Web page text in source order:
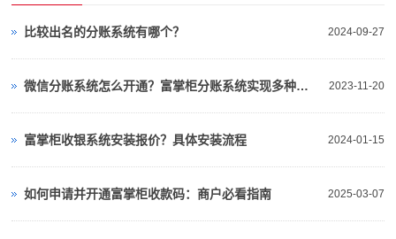
2024-09-27
比较出名的分账系统有哪个？
2023-11-20
微信分账系统怎么开通？富掌柜分账系统实现多种支付分账
2024-01-15
富掌柜收银系统安装报价？具体安装流程
2025-03-07
如何申请并开通富掌柜收款码：商户必看指南